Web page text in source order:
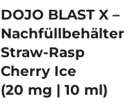
DOJO BLAST X –
Nachfüllbehälter
Straw-Rasp
Cherry Ice
(20 mg | 10 ml)